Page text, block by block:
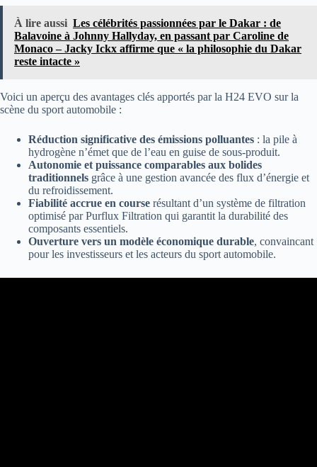
À lire aussi Les célébrités passionnées par le Dakar : de
Balavoine à Johnny Hallyday, en passant par Caroline de
Monaco – Jacky Ickx affirme que « la philosophie du Dakar
reste intacte »
Voici un aperçu des avantages clés apportés par la H24 EVO sur la
scène du sport automobile :
Réduction significative des émissions polluantes : la pile à
hydrogène n’émet que de l’eau en guise de sous-produit.
Autonomie et puissance comparables aux bolides
traditionnels grâce à une gestion avancée des flux d’énergie et
du refroidissement.
Fiabilité accrue en course résultant d’un système de filtration
optimisé par Purflux Filtration qui garantit la durabilité des
composants essentiels.
Ouverture vers un modèle économique durable, convaincant
pour les investisseurs et les acteurs du sport automobile.